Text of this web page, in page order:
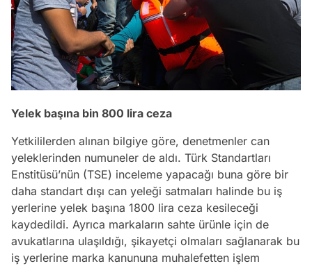
Yelek başına bin 800 lira ceza
Yetkililerden alınan bilgiye göre, denetmenler can
yeleklerinden numuneler de aldı. Türk Standartları
Enstitüsü’nün (TSE) inceleme yapacağı buna göre bir
daha standart dışı can yeleği satmaları halinde bu iş
yerlerine yelek başına 1800 lira ceza kesileceği
kaydedildi. Ayrıca markaların sahte ürünle için de
avukatlarına ulaşıldığı, şikayetçi olmaları sağlanarak bu
iş yerlerine marka kanununa muhalefetten işlem